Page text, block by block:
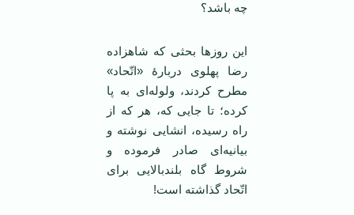
چه باشد؟
این روزها بحثی که شاهزاده
رضا پهلوی دربارهٔ «اتّحاد»
مطرح کردند، ولوله‌ای به پا
کرده؛ تا جایی که، هر که از
راه رسیده، انشایی نوشته و
بیانیه‌ای صادر فرموده و
شروط گاه بلندبالایی برای
اتّحاد گذاشته است!